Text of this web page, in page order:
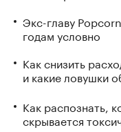
Экс-главу
годам условно
Как снизить
и какие ловушки
Как распознать,
скрывается